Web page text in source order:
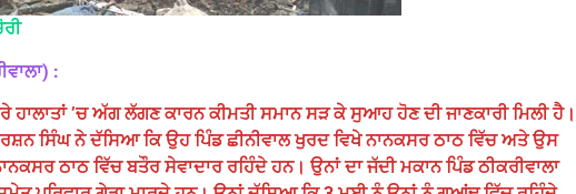
:
ਹਾਲਾਤਾਂ ’ਚ ਅੱਗ ਲੱਗਣ ਕਾਰਨ ਕੀਮਤੀ ਸਮਾਨ ਸੜ ਕੇ ਸੁਆਹ ਹੋਣ ਦੀ ਜਾਣਕਾਰੀ ਮਿਲੀ ਹੈ।
ਸਿੰਘ ਨੇ ਦੱਸਿਆ ਕਿ ਉਹ ਪਿੰਡ ਛੀਨੀਵਾਲ ਖੁਰਦ ਵਿਖੇ ਨਾਨਕਸਰ ਠਾਠ ਵਿੱਚ ਅਤੇ ਉਸ
ਠਾਠ ਵਿੱਚ ਬਤੌਰ ਸੇਵਾਦਾਰ ਰਹਿੰਦੇ ਹਨ। ਉਨਾਂ ਦਾ ਜੱਦੀ ਮਕਾਨ ਪਿੰਡ ਠੀਕਰੀਵਾਲਾ